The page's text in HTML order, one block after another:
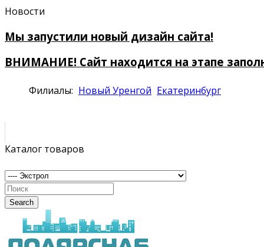
Новости
Мы запустили новый дизайн сайта!
ВНИМАНИЕ! Сайт находится на этапе
Филиалы: Новый Уренгой Екатеринбург
Каталог товаров
Search